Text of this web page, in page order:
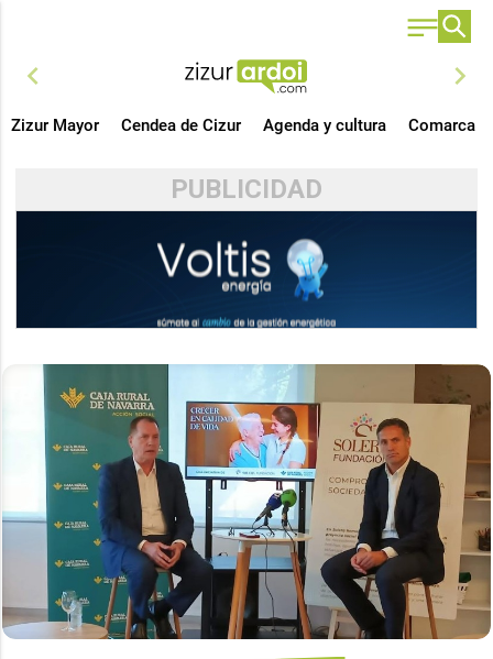
chevron_left chevron_right
Zizur Mayor Cendea de Cizur Agenda y cultura Comarca
PUBLICIDAD